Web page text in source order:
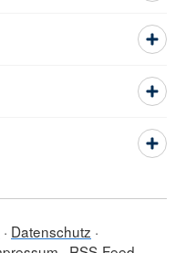
Datenschutz